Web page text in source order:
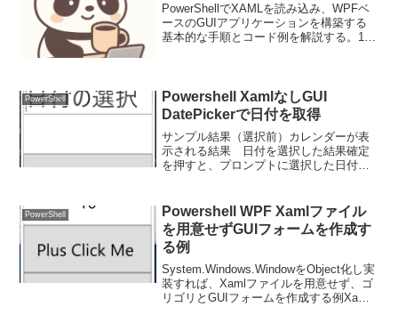
PowerShellでXAMLを読み込み、WPFベ
ースのGUIアプリケーションを構築する
基本的な手順とコード例を解説する。1.
PowerShell
Powershell XamlなしGUI
DatePickerで日付を取得
サンプル結果（選択前）カレンダーが表
示される結果 日付を選択した結果確定
を押すと、プロンプトに選択した日付を
PowerShell
Powershell WPF Xamlファイル
を用意せずGUIフォームを作成す
る例
System.Windows.WindowをObject化し実
装すれば、Xamlファイルを用意せず、ゴ
リゴリとGUIフォームを作成する例Xaml